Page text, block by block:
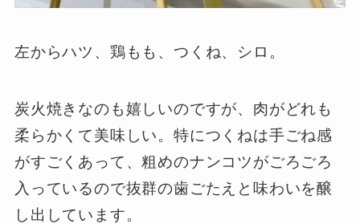
左からハツ、鶏もも、つくね、シロ。
炭火焼きなのも嬉しいのですが、肉がどれも
柔らかくて美味しい。特につくねは手ごね感
がすごくあって、粗めのナンコツがごろごろ
入っているので抜群の歯ごたえと味わいを醸
し出しています。